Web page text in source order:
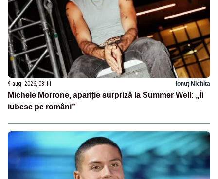
9 aug. 2026, 08:11 Ionuț Nichita
Michele Morrone, apariție surpriză la Summer Well: „Îi
iubesc pe români”